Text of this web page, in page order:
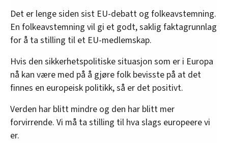
Det er lenge siden sist EU-debatt og folkeavstemning.
En folkeavstemning vil gi et godt, saklig faktagrunnlag
for å ta stilling til et EU-medlemskap.
Hvis den sikkerhetspolitiske situasjon som er i Europa
nå kan være med på å gjøre folk bevisste på at det
finnes en europeisk politikk, så er det positivt.
Verden har blitt mindre og den har blitt mer
forvirrende. Vi må ta stilling til hva slags europeere vi
er.